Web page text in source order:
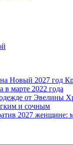
Новый 2027 год
марте 2022 года
от Эвелины
и сочным
2027 женщине: